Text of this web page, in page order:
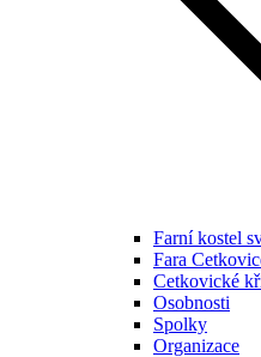
Farní kostel
Fara
Cetkovické
Osobnosti
Spolky
Organizace